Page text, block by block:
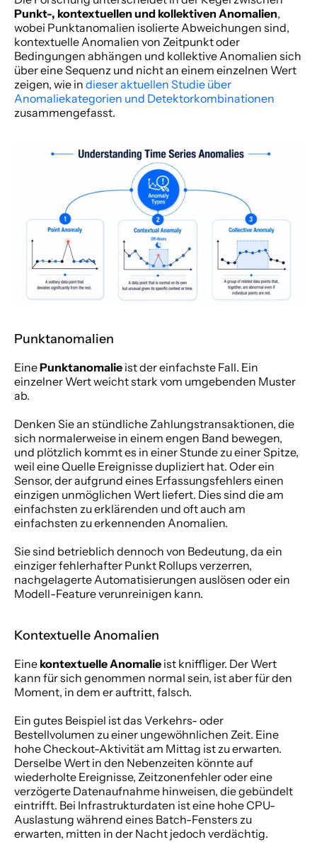
Punkt-, kontextuellen und kollektiven Anomalien,
wobei Punktanomalien isolierte Abweichungen sind,
kontextuelle Anomalien von Zeitpunkt oder
Bedingungen abhängen und kollektive Anomalien sich
über eine Sequenz und nicht an einem einzelnen Wert
zeigen, wie in dieser aktuellen Studie über
Anomaliekategorien und Detektorkombinationen
zusammengefasst.
Punktanomalien
Eine Punktanomalie ist der einfachste Fall. Ein
einzelner Wert weicht stark vom umgebenden Muster
ab.
Denken Sie an stündliche Zahlungstransaktionen, die
sich normalerweise in einem engen Band bewegen,
und plötzlich kommt es in einer Stunde zu einer Spitze,
weil eine Quelle Ereignisse dupliziert hat. Oder ein
Sensor, der aufgrund eines Erfassungsfehlers einen
einzigen unmöglichen Wert liefert. Dies sind die am
einfachsten zu erklärenden und oft auch am
einfachsten zu erkennenden Anomalien.
Sie sind betrieblich dennoch von Bedeutung, da ein
einziger fehlerhafter Punkt Rollups verzerren,
nachgelagerte Automatisierungen auslösen oder ein
Modell-Feature verunreinigen kann.
Kontextuelle Anomalien
Eine kontextuelle Anomalie ist kniffliger. Der Wert
kann für sich genommen normal sein, ist aber für den
Moment, in dem er auftritt, falsch.
Ein gutes Beispiel ist das Verkehrs- oder
Bestellvolumen zu einer ungewöhnlichen Zeit. Eine
hohe Checkout-Aktivität am Mittag ist zu erwarten.
Derselbe Wert in den Nebenzeiten könnte auf
wiederholte Ereignisse, Zeitzonenfehler oder eine
verzögerte Datenaufnahme hinweisen, die gebündelt
eintrifft. Bei Infrastrukturdaten ist eine hohe CPU-
Auslastung während eines Batch-Fensters zu
erwarten, mitten in der Nacht jedoch verdächtig.